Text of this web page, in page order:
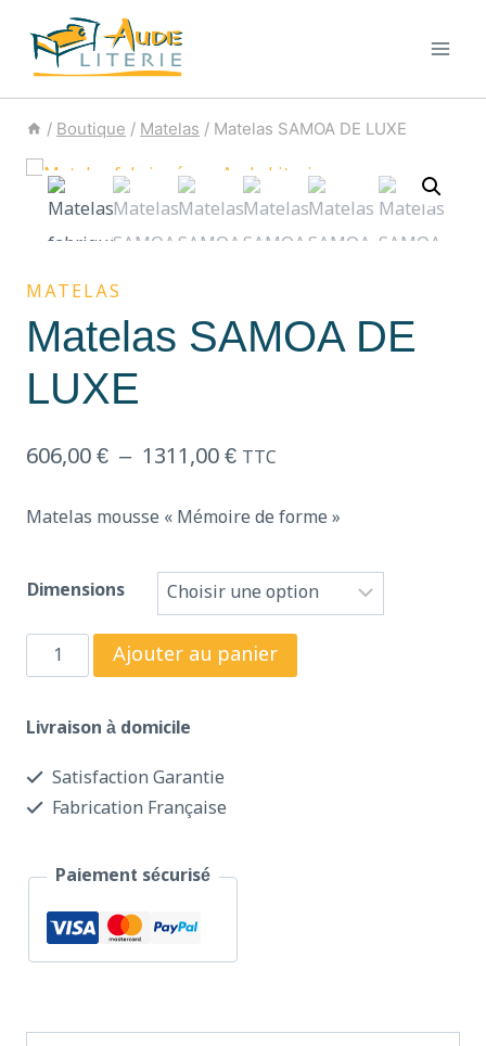
/ Boutique / Matelas / Matelas SAMOA DE LUXE
MATELAS
Matelas SAMOA DE
LUXE
606,00€ – 1311,00€ TTC
Matelas mousse « Mémoire de forme »
Dimensions
Ajouter au panier
Livraison à domicile
Satisfaction Garantie
Fabrication Française
Paiement sécurisé